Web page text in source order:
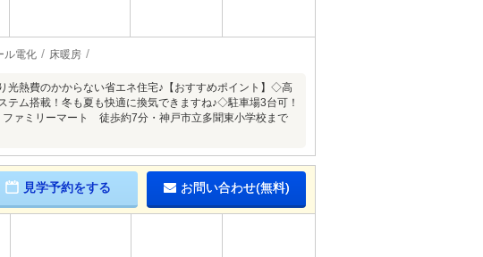
ル電化 床暖房
熱費のかからない省エネ住宅♪【おすすめポイント】◇高
ム搭載！冬も夏も快適に換気できますね♪◇駐車場3台可！
ファミリーマート 徒歩約7分・神戸市立多聞東小学校まで
見学予約をする お問い合わせ(無料)